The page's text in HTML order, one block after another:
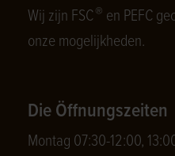
Wij zijn FSC® en PEFC
onze mogelijkheden.
Die Öffnungszeiten
Montag 07:30-12:00,